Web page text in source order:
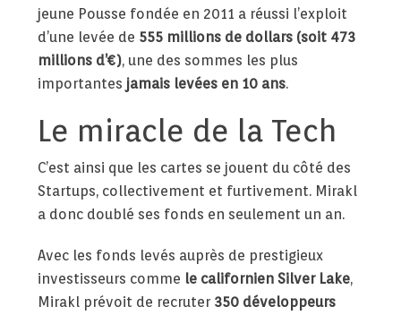
jeune Pousse fondée en 2011 a réussi l’exploit
d’une levée de 555 millions de dollars (soit 473
millions d’€), une des sommes les plus
importantes jamais levées en 10 ans.
Le miracle de la Tech
C’est ainsi que les cartes se jouent du côté des
Startups, collectivement et furtivement. Mirakl
a donc doublé ses fonds en seulement un an.
Avec les fonds levés auprès de prestigieux
investisseurs comme le californien Silver Lake,
Mirakl prévoit de recruter 350 développeurs